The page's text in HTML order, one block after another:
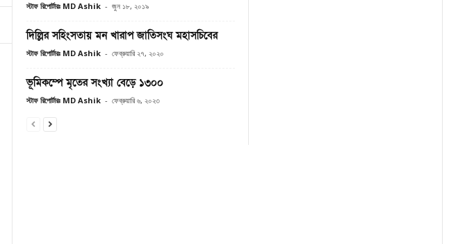
স্টাফ রিপোর্টারঃ MD Ashik - জুন ১৮, ২০১৯
দিল্লির সহিংসতায় মন খারাপ জাতিসংঘ মহাসচিবের
স্টাফ রিপোর্টারঃ MD Ashik - ফেব্রুয়ারি ২৭, ২০২০
ভূমিকম্পে মৃতের সংখ্যা বেড়ে ১৩০০
স্টাফ রিপোর্টারঃ MD Ashik - ফেব্রুয়ারি ৬, ২০২৩